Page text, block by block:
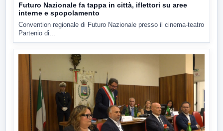
Futuro Nazionale fa tappa in città, iflettori su aree
interne e spopolamento
Convention regionale di Futuro Nazionale presso il cinema-teatro
Partenio di...